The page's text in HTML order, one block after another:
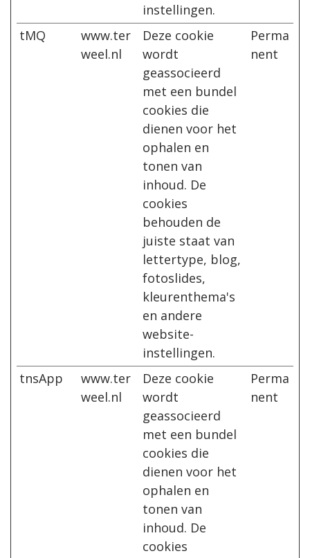
instellingen.
tMQ
www.ter
weel.nl
Deze cookie
wordt
geassocieerd
met een bundel
cookies die
dienen voor het
ophalen en
tonen van
inhoud. De
cookies
behouden de
juiste staat van
lettertype, blog,
fotoslides,
kleurenthema's
en andere
website-
instellingen.
Perma
nent
tnsApp
www.ter
weel.nl
Deze cookie
wordt
geassocieerd
met een bundel
cookies die
dienen voor het
ophalen en
tonen van
inhoud. De
cookies
Perma
nent